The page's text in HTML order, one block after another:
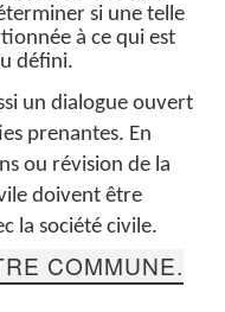
si une telle
à ce qui est
défini.
un dialogue ouvert
prenantes. En
ou révision de la
doivent être
la société civile.
COMMUNE.